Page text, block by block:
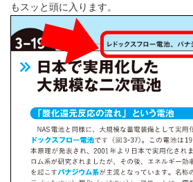
もスッと頭に入ります。